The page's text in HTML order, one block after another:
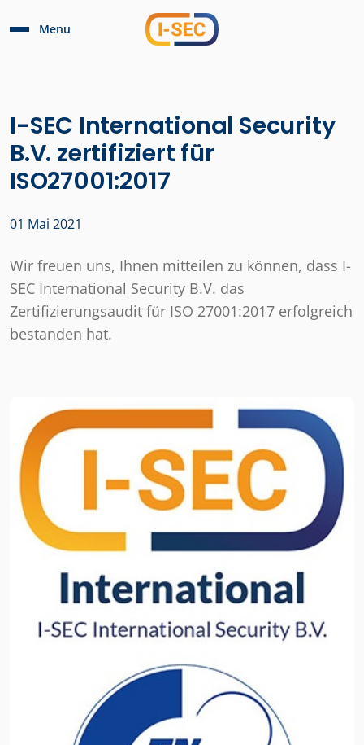
Menu
I-SEC International Security
B.V. zertifiziert für
ISO27001:2017
01 Mai 2021
Wir freuen uns, Ihnen mitteilen zu können, dass I-
SEC International Security B.V. das
Zertifizierungsaudit für ISO 27001:2017 erfolgreich
bestanden hat.